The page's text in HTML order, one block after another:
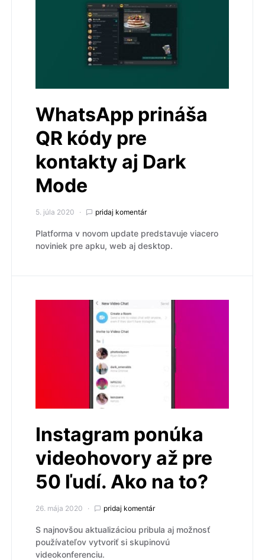
WhatsApp prináša
QR kódy pre
kontakty aj Dark
Mode
5. júla 2020 pridaj komentár
Platforma v novom update predstavuje viacero
noviniek pre apku, web aj desktop.
Instagram ponúka
videohovory až pre
50 ľudí. Ako na to?
26. mája 2020 pridaj komentár
S najnovšou aktualizáciou pribula aj možnosť
používateľov vytvoriť si skupinovú
videokonferenciu.